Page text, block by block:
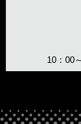
10：00